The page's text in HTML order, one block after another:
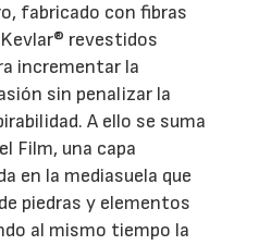
fabricado con fibras
revestidos
incrementar la
sin penalizar la
A ello se suma
Film, una capa
en la mediasuela que
piedras y elementos
al mismo tiempo la